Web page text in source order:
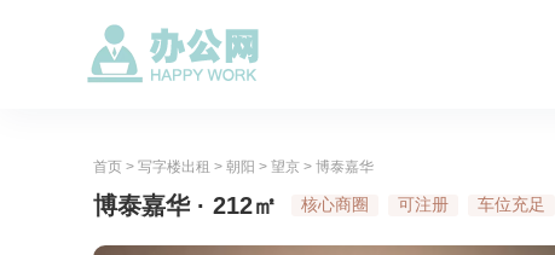
首页 > 写字楼出租 > 朝阳 > 望京 > 博泰嘉华
博泰嘉华 · 212㎡ 核心商圈 可注册 车位充足